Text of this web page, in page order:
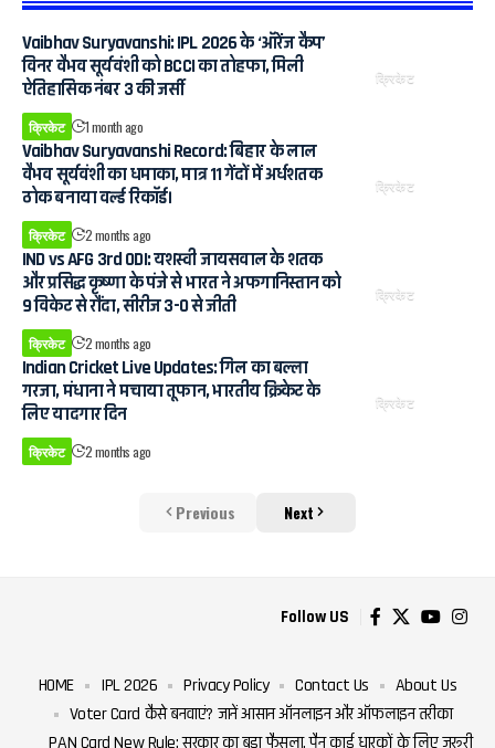
क्रिकेट
Vaibhav Suryavanshi: IPL 2026 के ‘ऑरेंज कैप’
विनर वैभव सूर्यवंशी को BCCI का तोहफा, मिली
ऐतिहासिक नंबर 3 की जर्सी
क्रिकेट 1 month ago
क्रिकेट
Vaibhav Suryavanshi Record: बिहार के लाल
वैभव सूर्यवंशी का धमाका, मात्र 11 गेंदों में अर्धशतक
ठोक बनाया वर्ल्ड रिकॉर्ड।
क्रिकेट 2 months ago
क्रिकेट
IND vs AFG 3rd ODI: यशस्वी जायसवाल के शतक
और प्रसिद्ध कृष्णा के पंजे से भारत ने अफगानिस्तान को
9 विकेट से रौंदा, सीरीज 3-0 से जीती
क्रिकेट 2 months ago
क्रिकेट
Indian Cricket Live Updates: गिल का बल्ला
गरजा, मंधाना ने मचाया तूफान, भारतीय क्रिकेट के
लिए यादगार दिन
क्रिकेट 2 months ago
Previous Next
Follow US
HOME IPL 2026 Privacy Policy Contact Us
About Us
Voter Card कैसे बनवाएं? जानें आसान ऑनलाइन और ऑफलाइन तरीका
PAN Card New Rule: सरकार का बड़ा फैसला, पैन कार्ड धारकों के लिए जरूरी